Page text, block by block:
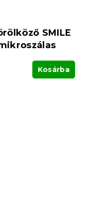
SMILE
Kosárba